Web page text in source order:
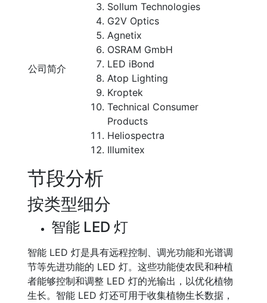
公司简介
Sollum Technologies
G2V Optics
Agnetix
OSRAM GmbH
LED iBond
Atop Lighting
Kroptek
Technical Consumer
Products
Heliospectra
Illumitex
节段分析
按类型细分
智能 LED 灯
智能 LED 灯是具有远程控制、调光功能和光谱调
节等先进功能的 LED 灯。这些功能使农民和种植
者能够控制和调整 LED 灯的光输出，以优化植物
生长。智能 LED 灯还可用于收集植物生长数据，